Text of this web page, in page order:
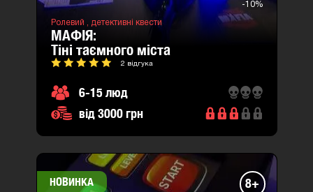
-10%
Ролевий , детективні квести
МАФІЯ:
тіні таємного міста
2 відгука
6-15 люд
від 3000 грн
НОВИНКА 8+